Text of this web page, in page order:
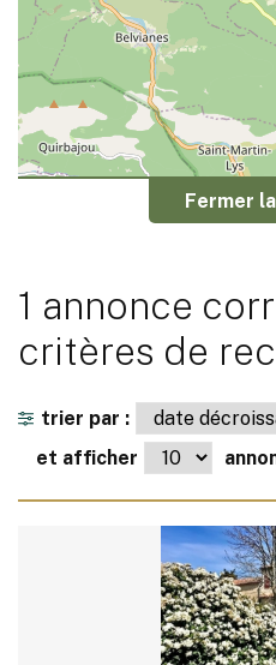
Fermer
1 annonce
critères de
trier par :
et afficher